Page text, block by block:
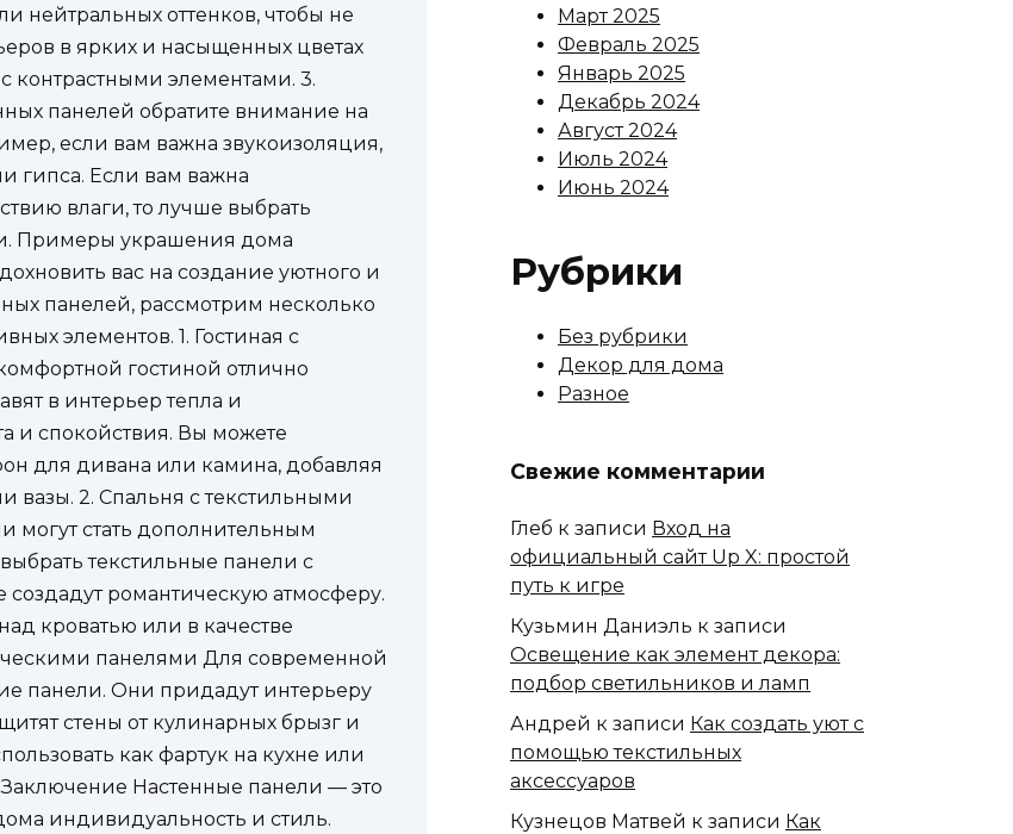
нейтральных оттенков, чтобы не
в ярких и насыщенных цветах
контрастными элементами. 3.
панелей обратите внимание на
если вам важна звукоизоляция,
гипса. Если вам важна
влаги, то лучше выбрать
Примеры украшения дома
вас на создание уютного и
панелей, рассмотрим несколько
элементов. 1. Гостиная с
гостиной отлично
в интерьер тепла и
и спокойствия. Вы можете
для дивана или камина, добавляя
вазы. 2. Спальня с текстильными
могут стать дополнительным
текстильные панели с
романтическую атмосферу.
кроватью или в качестве
панелями Для современной
панели. Они придадут интерьеру
стены от кулинарных брызг и
как фартук на кухне или
Настенные панели — это
индивидуальность и стиль.
Март 2025
Февраль 2025
Январь 2025
Декабрь 2024
Август 2024
Июль 2024
Июнь 2024
Рубрики
Без рубрики
Декор для дома
Разное
Свежие комментарии
Глеб к записи Вход на
официальный сайт Up X: простой
путь к игре
Кузьмин Даниэль к записи
Освещение как элемент декора:
подбор светильников и ламп
Андрей к записи Как создать уют с
помощью текстильных
аксессуаров
Кузнецов Матвей к записи Как